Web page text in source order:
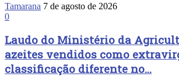
Tamarana 7 de agosto de 2026
0
Laudo do Ministério da
azeites vendidos como
classificação diferente no...